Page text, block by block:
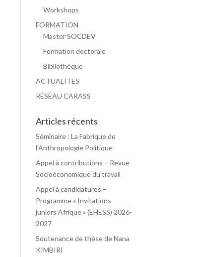
Workshops
FORMATION
Master SOCDEV
Formation doctorale
Bibliothèque
ACTUALITES
RÉSEAU CARASS
Articles récents
Séminaire : La Fabrique de
l’Anthropologie Politique
Appel à contributions – Revue
Socioéconomique du travail
Appel à candidatures –
Programme « Invitations
juniors Afrique » (EHESS) 2026-
2027
Soutenance de thèse de Nana
KIMBIRI